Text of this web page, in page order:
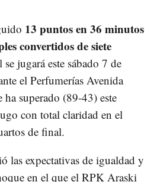
13 puntos en 36 minutos
convertidos de siete
jugará este sábado 7 de
el Perfumerías Avenida
superado (89-43) este
con total claridad en el
de final.
las expectativas de igualdad y
en el que el RPK Araski